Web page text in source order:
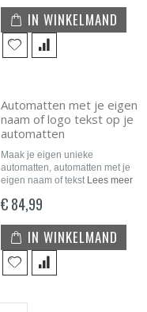
IN WINKELMAND
Automatten met je eigen
naam of logo tekst op je
automatten
Maak je eigen unieke
automatten, automatten met je
eigen naam of tekst Lees meer
€ 84,99
IN WINKELMAND